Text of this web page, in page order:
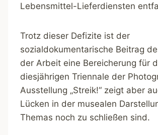
Lebensmittel-Lieferdiensten
Trotz dieser Defizite ist der
sozialdokumentarische Beitrag
der Arbeit eine Bereicherung für
diesjährigen Triennale der
Ausstellung „Streik!“ zeigt aber
Lücken in der musealen
Themas noch zu schließen sind.